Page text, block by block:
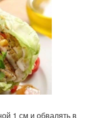
1 см и обвалять в